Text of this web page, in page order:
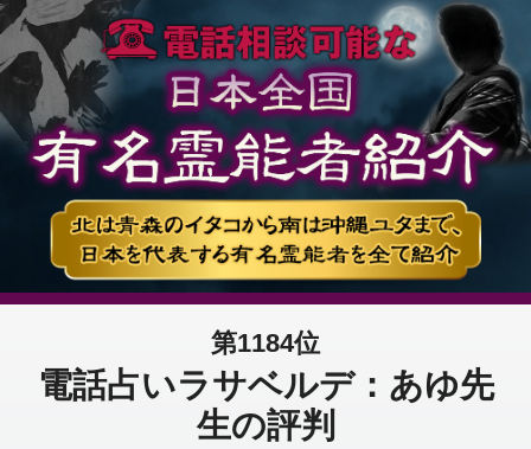
第1184位
電話占いラサベルデ：あゆ先
生の評判